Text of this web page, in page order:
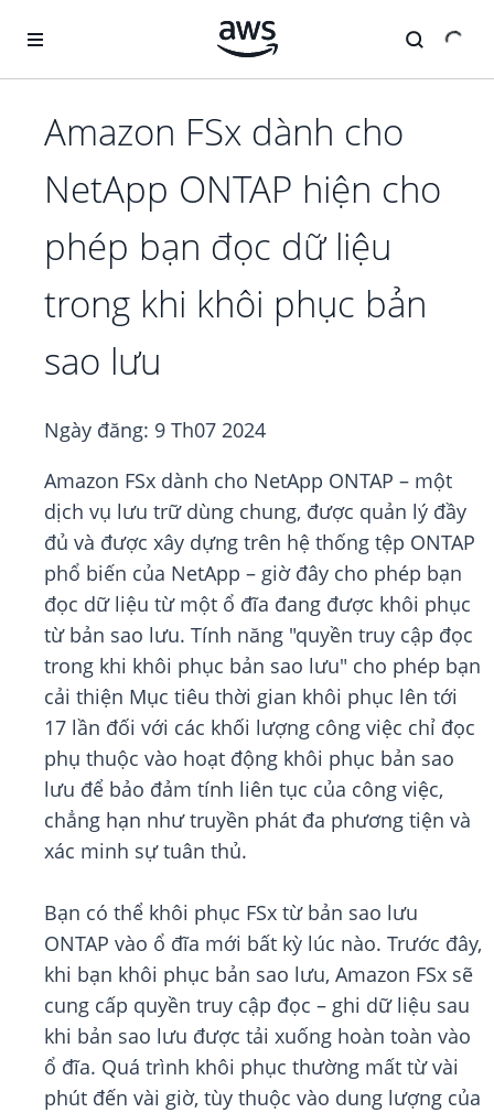
Amazon FSx dành cho
NetApp ONTAP hiện cho
phép bạn đọc dữ liệu
trong khi khôi phục bản
sao lưu
Ngày đăng: 9 Th07 2024
Amazon FSx dành cho NetApp ONTAP – một
dịch vụ lưu trữ dùng chung, được quản lý đầy
đủ và được xây dựng trên hệ thống tệp ONTAP
phổ biến của NetApp – giờ đây cho phép bạn
đọc dữ liệu từ một ổ đĩa đang được khôi phục
từ bản sao lưu. Tính năng "quyền truy cập đọc
trong khi khôi phục bản sao lưu" cho phép bạn
cải thiện Mục tiêu thời gian khôi phục lên tới
17 lần đối với các khối lượng công việc chỉ đọc
phụ thuộc vào hoạt động khôi phục bản sao
lưu để bảo đảm tính liên tục của công việc,
chẳng hạn như truyền phát đa phương tiện và
xác minh sự tuân thủ.
Bạn có thể khôi phục FSx từ bản sao lưu
ONTAP vào ổ đĩa mới bất kỳ lúc nào. Trước đây,
khi bạn khôi phục bản sao lưu, Amazon FSx sẽ
cung cấp quyền truy cập đọc – ghi dữ liệu sau
khi bản sao lưu được tải xuống hoàn toàn vào
ổ đĩa. Quá trình khôi phục thường mất từ vài
phút đến vài giờ, tùy thuộc vào dung lượng của